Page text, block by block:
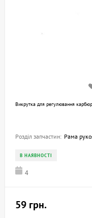
Викрутка для регулювання
Розділ запчастин: Рама
В НАЯВНОСТІ
4
59 грн.